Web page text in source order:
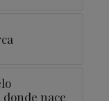
nace